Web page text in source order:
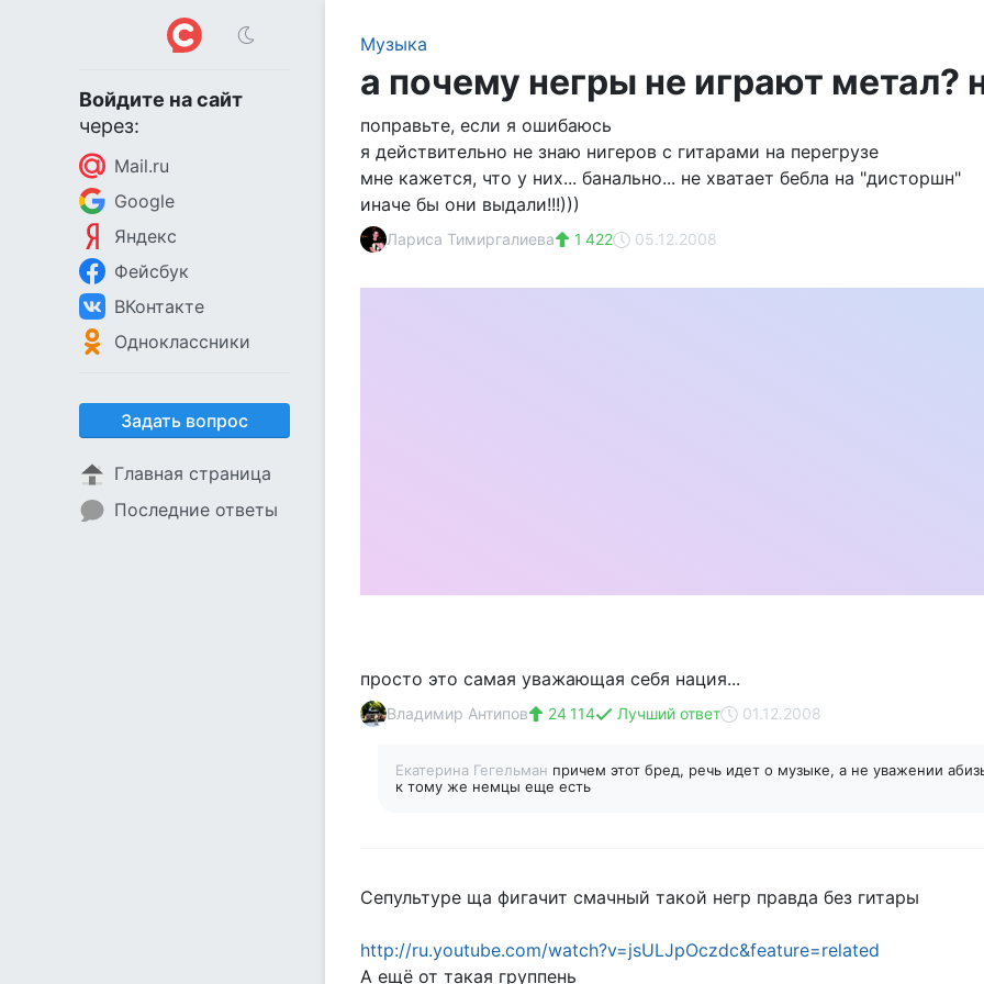
Войдите на сайт
через:
Mail.ru
Google
Яндекс
Фейсбук
ВКонтакте
Одноклассники
Задать вопрос
Главная страница
Последние ответы
Музыка
а почему негры не играют метал?
поправьте, если я ошибаюсь
я действительно не знаю нигеров с гитарами на перегрузе
мне кажется, что у них... банально... не хватает бебла на "дисторшн"
иначе бы они выдали!!!)))
Лариса Тимиргалиева 1 422 05.12.2008
просто это самая уважающая себя нация...
Владимир Антипов 24 114 Лучший ответ 01.12.2008
Екатерина Гегельман причем этот бред, речь идет о музыке, а не уважении
к тому же немцы еще есть
Сепультуре ща фигачит смачный такой негр правда без гитары
http://ru.youtube.com/watch?v=jsULJpOczdc&feature=related
А ещё от такая группень